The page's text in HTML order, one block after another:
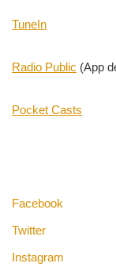
TuneIn
Radio Public (App
Pocket Casts
Facebook
Twitter
Instagram